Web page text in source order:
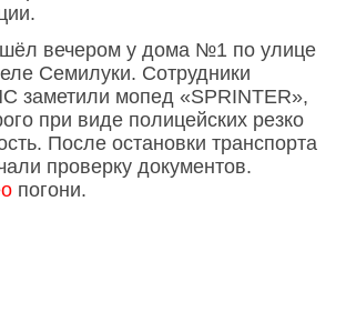
вечером у дома №1 по улице
Семилуки. Сотрудники
заметили мопед «SPRINTER»,
при виде полицейских резко
После остановки транспорта
проверку документов.
погони.